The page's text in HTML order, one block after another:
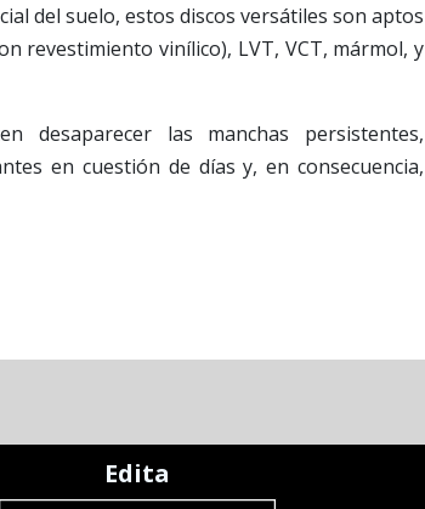
del suelo, estos discos versátiles son aptos
revestimiento vinílico), LVT, VCT, mármol, y
desaparecer las manchas persistentes,
en cuestión de días y, en consecuencia,
Edita